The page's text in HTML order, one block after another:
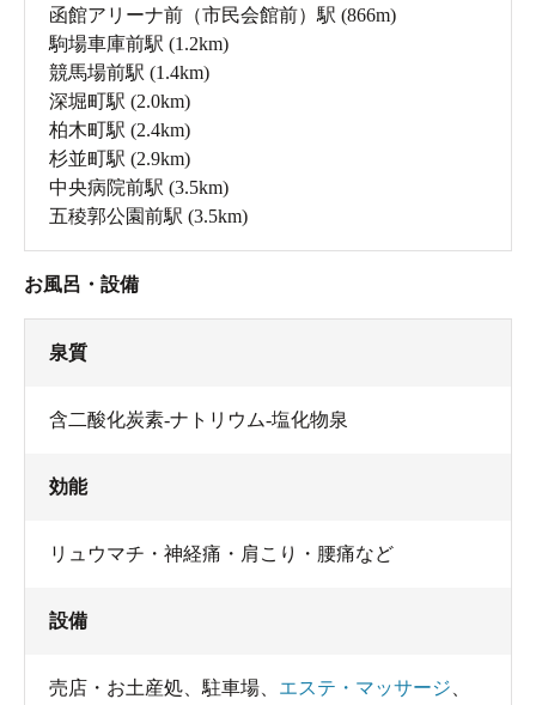
函館アリーナ前（市民会館前）駅 (866m)
駒場車庫前駅 (1.2km)
競馬場前駅 (1.4km)
深堀町駅 (2.0km)
柏木町駅 (2.4km)
杉並町駅 (2.9km)
中央病院前駅 (3.5km)
五稜郭公園前駅 (3.5km)
お風呂・設備
泉質
含二酸化炭素-ナトリウム-塩化物泉
効能
リュウマチ・神経痛・肩こり・腰痛など
設備
売店・お土産処 駐車場 エステ・マッサージ